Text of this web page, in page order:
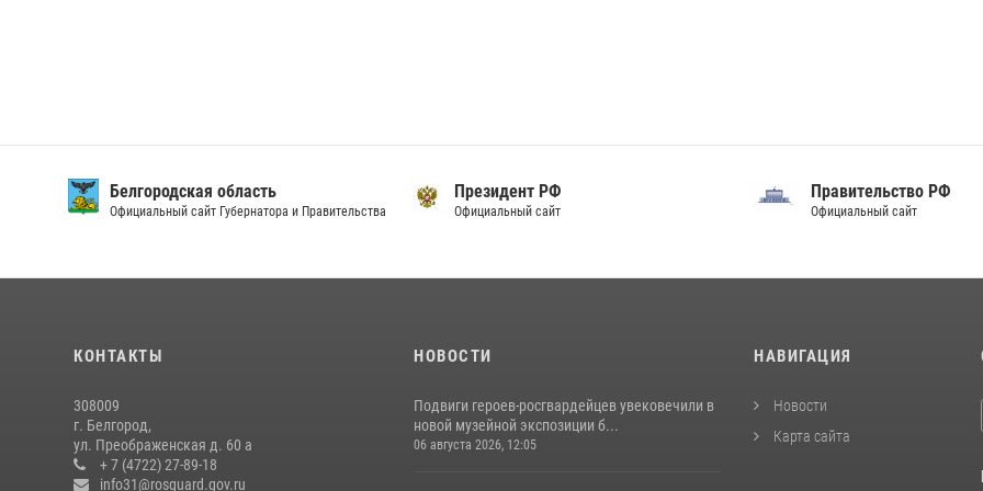
Белгородская область
Официальный сайт Губернатора и Правительства
Президент РФ
Официальный сайт
Правительство РФ
Официальный сайт
КОНТАКТЫ
308009
г. Белгород,
ул. Преображенская д. 60 а
+ 7 (4722) 27-89-18
info31@rosguard.gov.ru
НОВОСТИ
Подвиги героев‑росгвардейцев увековечили в
новой музейной экспозиции б...
06 августа 2026, 12:05
НАВИГАЦИЯ
Новости
Карта сайта